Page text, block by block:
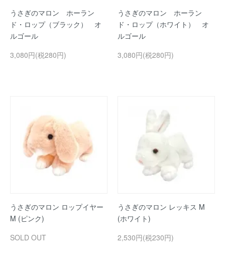
うさぎのマロン ホーラン
ド・ロップ（ブラック） オ
ルゴール
3,080円(税280円)
うさぎのマロン ホーラン
ド・ロップ（ホワイト） オ
ルゴール
3,080円(税280円)
うさぎのマロン ロップイヤー
M (ピンク)
SOLD OUT
うさぎのマロン レッキス M
(ホワイト)
2,530円(税230円)